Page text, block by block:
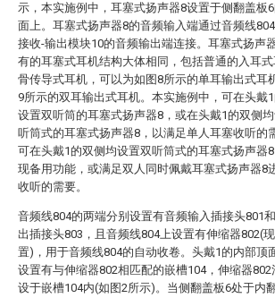
示，本实施例中，耳塞式扬声器8设置于侧翻盖板
面上。耳塞式扬声器8的音频输入端通过音频线
接收-输出模块10的音频输出端连接。耳塞式扬声
有的耳塞式耳机结构大体相同，包括普通的入耳
骨传导式耳机，可以为如图8所示的单耳输出式耳
9所示的双耳输出式耳机。本实施例中，可在头戴
设置双听筒的耳塞式扬声器8，或在头戴1的双侧
听筒式的耳塞式扬声器8，以满足单人耳塞收听的
可在头戴1的双侧均设置双听筒式的耳塞式扬声器
现备用功能，或满足双人同时佩戴耳塞式扬声器8
收听的需要。
音频线804的两端分别设置有音频输入插接头801
出插接头803，且音频线804上设置有伸缩器802(
置)，用于音频线804的自动收卷。头戴1的内部顶
设置有与伸缩器802相匹配的嵌槽104，伸缩器802
设于嵌槽104内(如图2所示)。当侧翻盖板6处于内